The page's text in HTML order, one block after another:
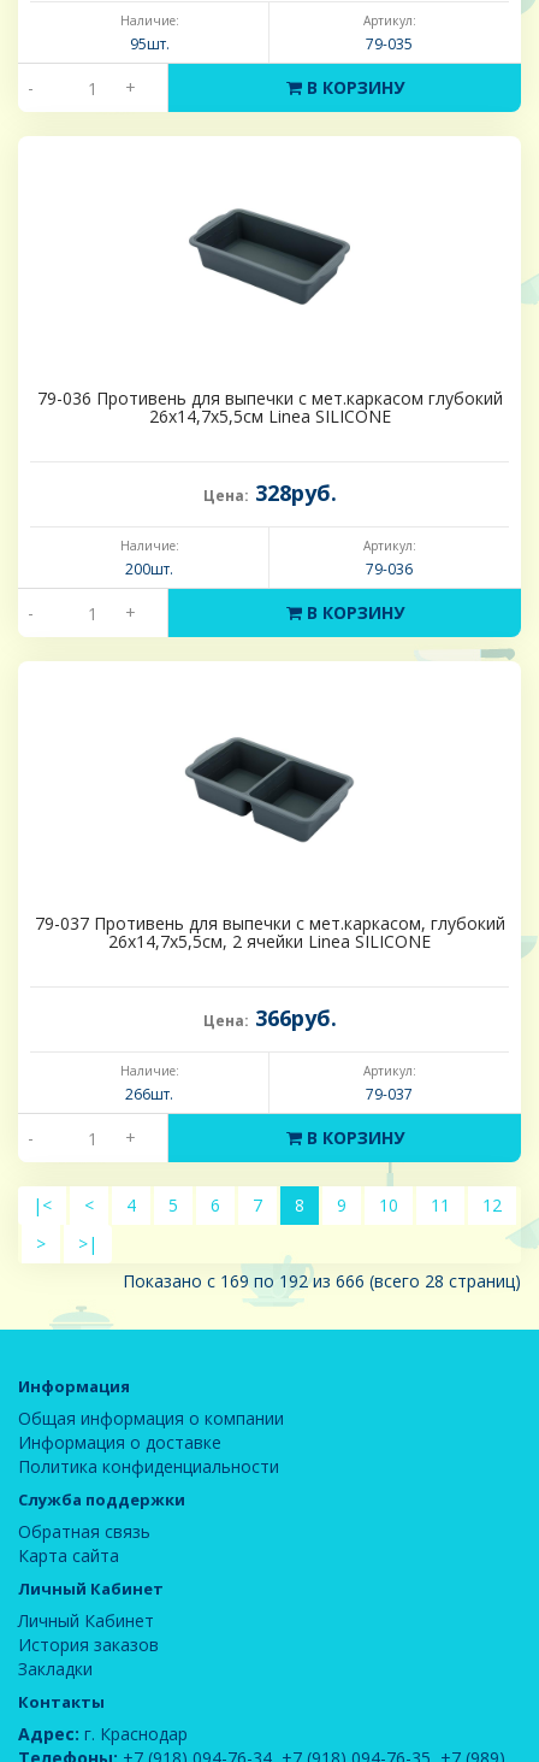
Наличие:
95шт.
Артикул:
79-035
- + В КОРЗИНУ
79-036 Противень для выпечки с мет.каркасом глубокий
26х14,7х5,5см Linea SILICONE
Цена: 328руб.
Наличие:
200шт.
Артикул:
79-036
- + В КОРЗИНУ
79-037 Противень для выпечки с мет.каркасом, глубокий
26х14,7х5,5см, 2 ячейки Linea SILICONE
Цена: 366руб.
Наличие:
266шт.
Артикул:
79-037
- + В КОРЗИНУ
|< < 4 5 6 7 8 9 10 11
12
>
>|
Показано с 169 по 192 из 666 (всего 28 страниц)
Информация
Общая информация о компании
Информация о доставке
Политика конфиденциальности
Служба поддержки
Обратная связь
Карта сайта
Личный Кабинет
Личный Кабинет
История заказов
Закладки
Контакты
Адрес: г. Краснодар